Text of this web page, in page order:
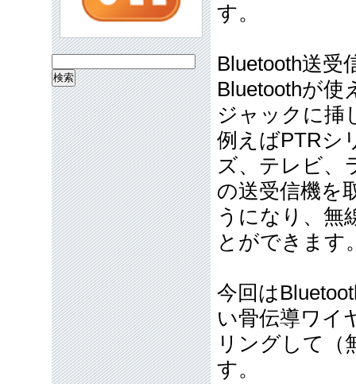
す。
Bluetooth送受
Bluetoothが使
ジャックに挿
例えばPTRシ
ズ、テレビ、
の送受信機を
うになり、無
とができます
今回は
い骨伝導ワイ
リングして（
す。
索: